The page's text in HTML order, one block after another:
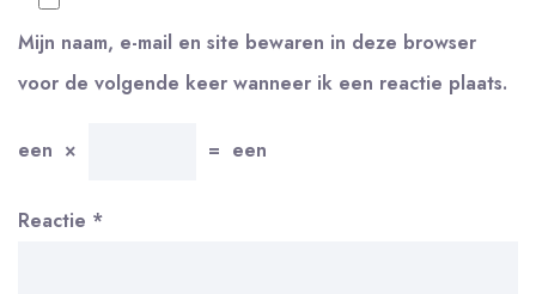
Mijn naam, e-mail en site bewaren in deze browser
voor de volgende keer wanneer ik een reactie plaats.
een × = een
Reactie *